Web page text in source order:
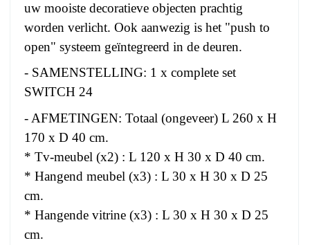
uw mooiste decoratieve objecten prachtig
worden verlicht. Ook aanwezig is het "push to
open" systeem geïntegreerd in de deuren.
- SAMENSTELLING: 1 x complete set
SWITCH 24
- AFMETINGEN: Totaal (ongeveer) L 260 x H
170 x D 40 cm.
* Tv-meubel (x2) : L 120 x H 30 x D 40 cm.
* Hangend meubel (x3) : L 30 x H 30 x D 25
cm.
* Hangende vitrine (x3) : L 30 x H 30 x D 25
cm.